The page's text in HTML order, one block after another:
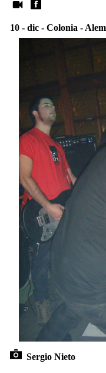
10 - dic - Colonia -
Sergio Nieto